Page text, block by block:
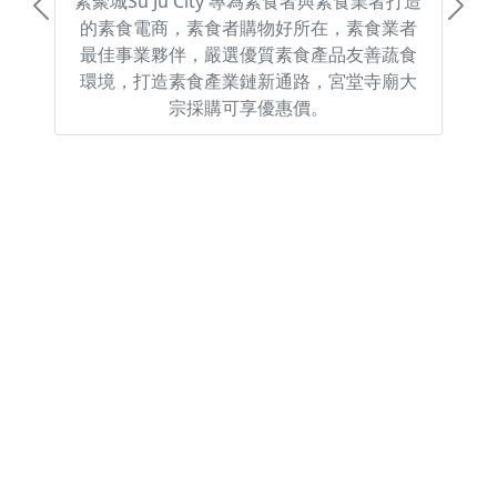
的素食電商，素食者購物好所在，素食業者
最佳事業夥伴，嚴選優質素食產品友善蔬食
環境，打造素食產業鏈新通路，宮堂寺廟大
宗採購可享優惠價。
Previous Next